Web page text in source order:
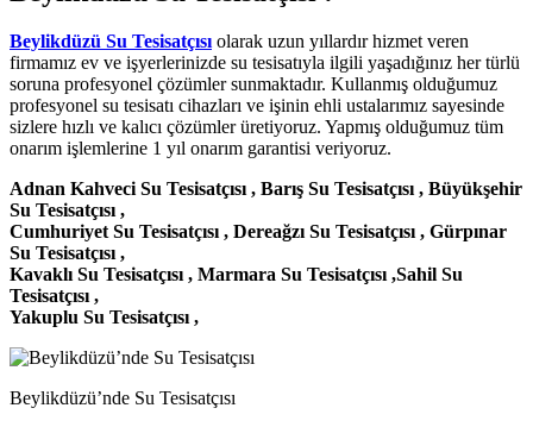
Beylikdüzü Su Tesisatçısıolarak uzun yıllardır hizmet veren
firmamız ev ve işyerlerinizde su tesisatıyla ilgili yaşadığınız her türlü
soruna profesyonel çözümler sunmaktadır. Kullanmış olduğumuz
profesyonel su tesisatı cihazları ve işinin ehli ustalarımız sayesinde
sizlere hızlı ve kalıcı çözümler üretiyoruz. Yapmış olduğumuz tüm
onarım işlemlerine 1 yıl onarım garantisi veriyoruz.
Adnan Kahveci Su Tesisatçısı , Barış Su Tesisatçısı , Büyükşehir
Su Tesisatçısı ,
Cumhuriyet Su Tesisatçısı , Dereağzı Su Tesisatçısı , Gürpınar
Su Tesisatçısı ,
Kavaklı Su Tesisatçısı , Marmara Su Tesisatçısı ,Sahil Su
Tesisatçısı ,
Yakuplu Su Tesisatçısı ,
Beylikdüzü’nde Su Tesisatçısı